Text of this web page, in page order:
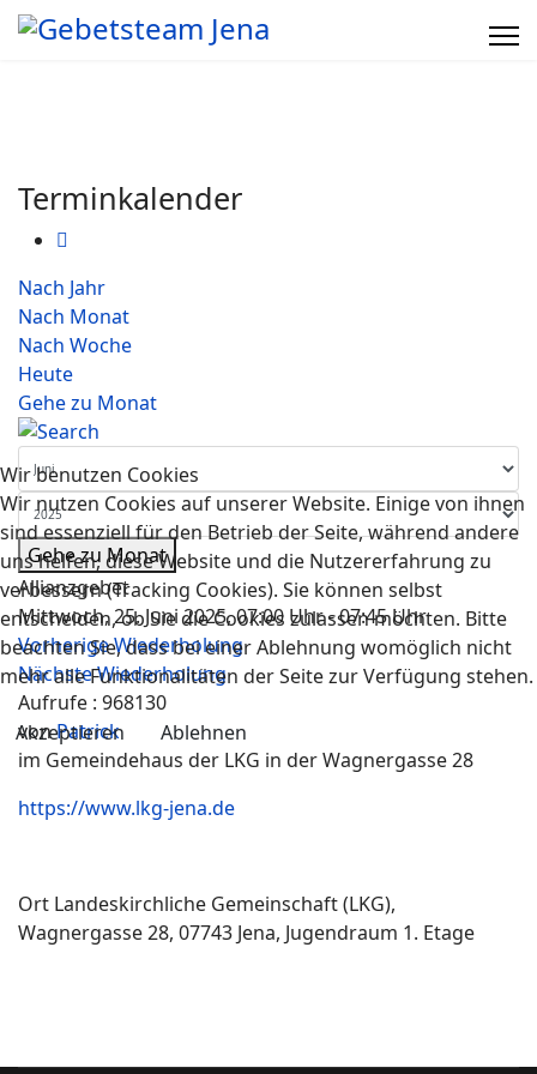
Terminkalender
Nach Jahr
Nach Monat
Nach Woche
Heute
Gehe zu Monat
Gehe zu Monat
Allianzgebet
Mittwoch, 25. Juni 2025, 07:00 Uhr - 07:45 Uhr
Vorherige Wiederholung
Nächste Wiederholung
Aufrufe : 968130
vonPatrick
im Gemeindehaus der LKG in der Wagnergasse 28
https://www.lkg-jena.de
Ort Landeskirchliche Gemeinschaft (LKG),
Wagnergasse 28, 07743 Jena, Jugendraum 1. Etage
Wir benutzen Cookies
Wir nutzen Cookies auf unserer Website. Einige von ihnen
sind essenziell für den Betrieb der Seite, während andere
uns helfen, diese Website und die Nutzererfahrung zu
verbessern (Tracking Cookies). Sie können selbst
entscheiden, ob Sie die Cookies zulassen möchten. Bitte
beachten Sie, dass bei einer Ablehnung womöglich nicht
mehr alle Funktionalitäten der Seite zur Verfügung stehen.
Akzeptieren Ablehnen